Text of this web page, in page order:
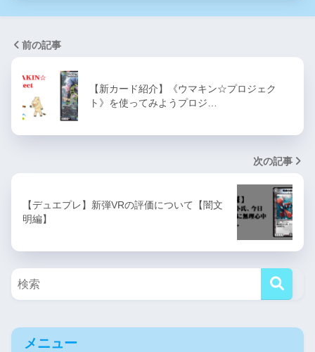
前の記事
【新カード紹介】《ウマキン☆プロジェク
ト》を使ってみようプロジ…
次の記事
【デュエプレ】新弾VRの評価について【闇文
明編】
メニュー